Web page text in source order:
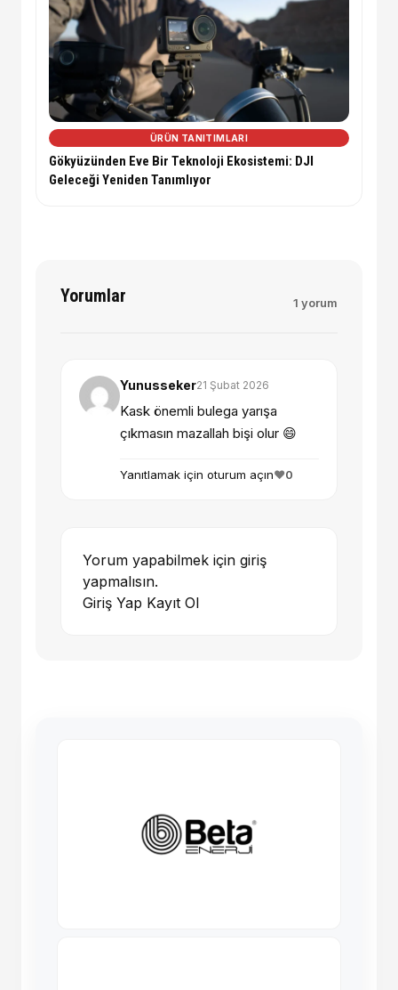
ÜRÜN TANITIMLARI
Gökyüzünden Eve Bir Teknoloji Ekosistemi: DJI
Geleceği Yeniden Tanımlıyor
Yorumlar 1 yorum
Yunusseker21 Şubat 2026
Kask önemli bulega yarışa
çıkmasın mazallah bişi olur 😄
Yanıtlamak için oturum açın❤️0
Yorum yapabilmek için giriş
yapmalısın.
Giriş Yap Kayıt Ol